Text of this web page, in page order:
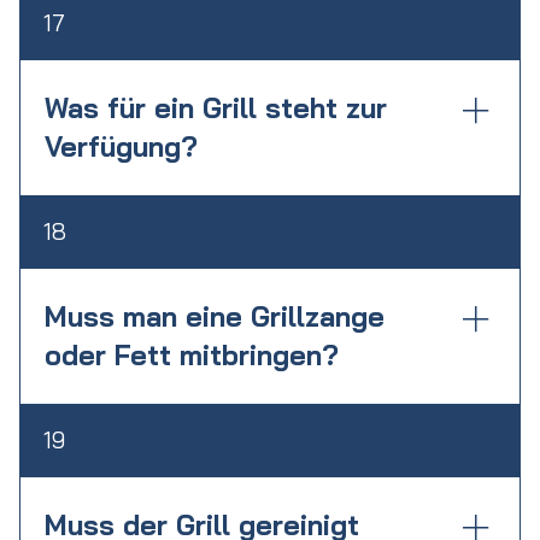
Event angemacht wird.
Ja, wir haben Stehtische inkl. Hussen
vorrätig. Diese können gegen
kostenpflichtig gebucht werden.
17
Was für ein Grill steht zur
Verfügung?
Es steht ein 4-flammiger Gasgrill zur
Verfügung.
18
Muss man eine Grillzange
oder Fett mitbringen?
Eine Grillzange wird gestellt. Ebenso eine
Bürste zum groben reinigen. Öl oder Fett
wird nicht benötigt.
19
Muss der Grill gereinigt